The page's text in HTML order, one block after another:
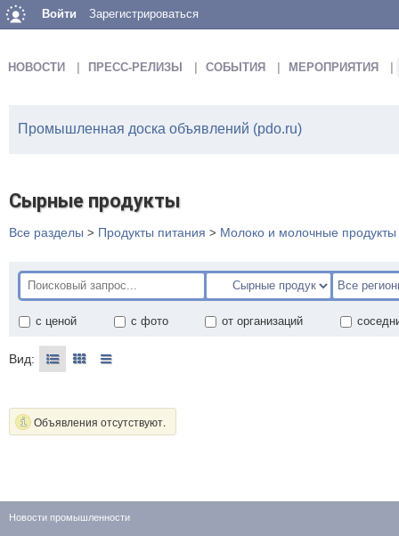
Войти Зарегистрироваться
НОВОСТИ ПРЕСС-РЕЛИЗЫ СОБЫТИЯ МЕРОПРИЯТИЯ
Промышленная доска объявлений (pdo.ru)
Сырные продукты
Все разделы > Продукты питания > Молоко и молочные продукты
с ценой с фото от организаций
Вид:
Объявления отсутствуют.
Новости промышленности